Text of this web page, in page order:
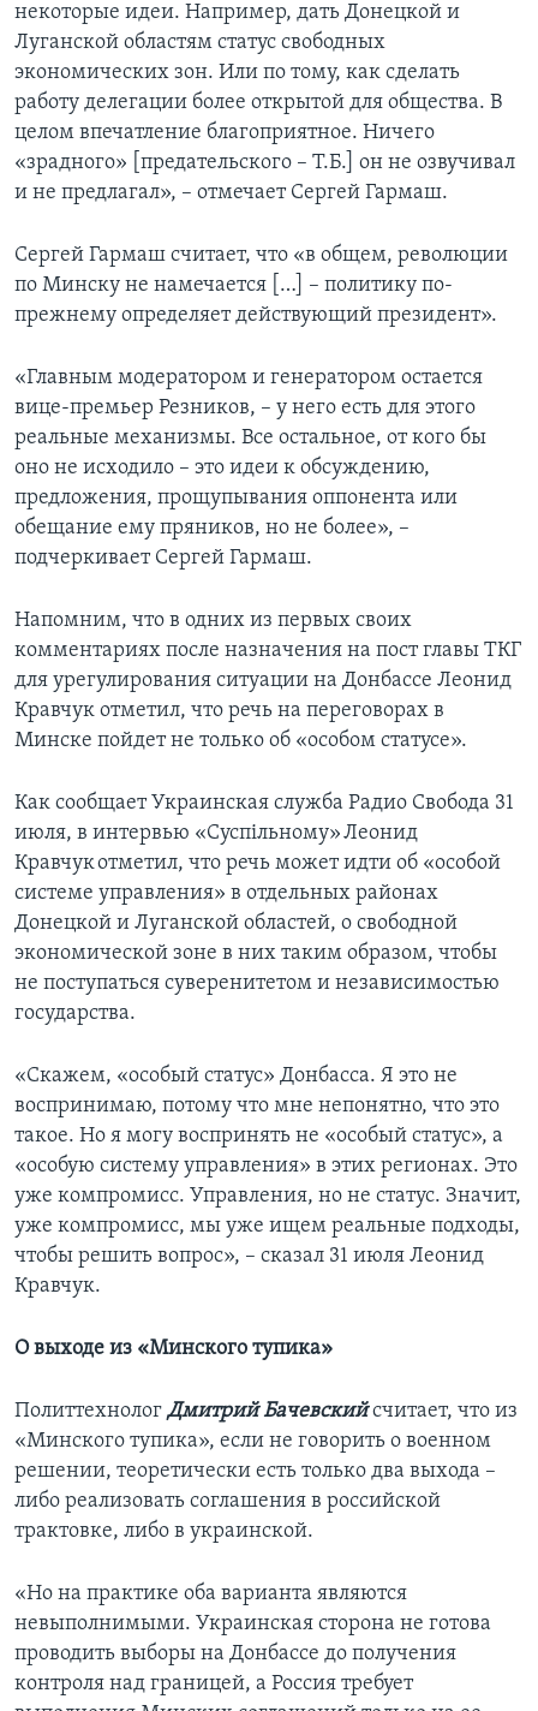
некоторые идеи. Например, дать Донецкой и
Луганской областям статус свободных
экономических зон. Или по тому, как сделать
работу делегации более открытой для общества. В
целом впечатление благоприятное. Ничего
«зрадного» [предательского – Т.Б.] он не озвучивал
и не предлагал», – отмечает Сергей Гармаш.
Сергей Гармаш считает, что «в общем, революции
по Минску не намечается […] – политику по-
прежнему определяет действующий президент».
«Главным модератором и генератором остается
вице-премьер Резников, – у него есть для этого
реальные механизмы. Все остальное, от кого бы
оно не исходило – это идеи к обсуждению,
предложения, прощупывания оппонента или
обещание ему пряников, но не более», –
подчеркивает Сергей Гармаш.
Напомним, что в одних из первых своих
комментариях после назначения на пост главы ТКГ
для урегулирования ситуации на Донбассе Леонид
Кравчук отметил, что речь на переговорах в
Минске пойдет не только об «особом статусе».
Как сообщает Украинская служба Радио Свобода 31
июля, в интервью «Суспільному» Леонид
Кравчук отметил, что речь может идти об «особой
системе управления» в отдельных районах
Донецкой и Луганской областей, о свободной
экономической зоне в них таким образом, чтобы
не поступаться суверенитетом и независимостью
государства.
«Скажем, «особый статус» Донбасса. Я это не
воспринимаю, потому что мне непонятно, что это
такое. Но я могу воспринять не «особый статус», а
«особую систему управления» в этих регионах. Это
уже компромисс. Управления, но не статус. Значит,
уже компромисс, мы уже ищем реальные подходы,
чтобы решить вопрос», – сказал 31 июля Леонид
Кравчук.
О выходе из «Минского тупика»
Политтехнолог Дмитрий Бачевскийсчитает, что из
«Минского тупика», если не говорить о военном
решении, теоретически есть только два выхода –
либо реализовать соглашения в российской
трактовке, либо в украинской.
«Но на практике оба варианта являются
невыполнимыми. Украинская сторона не готова
проводить выборы на Донбассе до получения
контроля над границей, а Россия требует